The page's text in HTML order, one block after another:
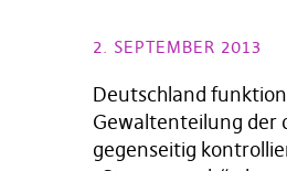
2. SEPTEMBER 2013
Deutschland
Gewaltenteilung der
gegenseitig